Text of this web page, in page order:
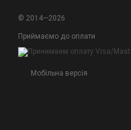
© 2014—2026
Приймаємо до оплати
Мобільна версія